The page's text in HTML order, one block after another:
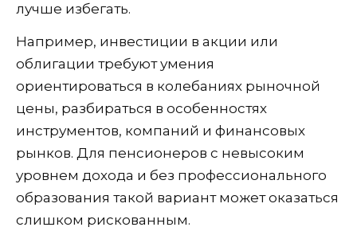
лучше избегать.
Например, инвестиции в акции или
облигации требуют умения
ориентироваться в колебаниях рыночной
цены, разбираться в особенностях
инструментов, компаний и финансовых
рынков. Для пенсионеров с невысоким
уровнем дохода и без профессионального
образования такой вариант может оказаться
слишком рискованным.